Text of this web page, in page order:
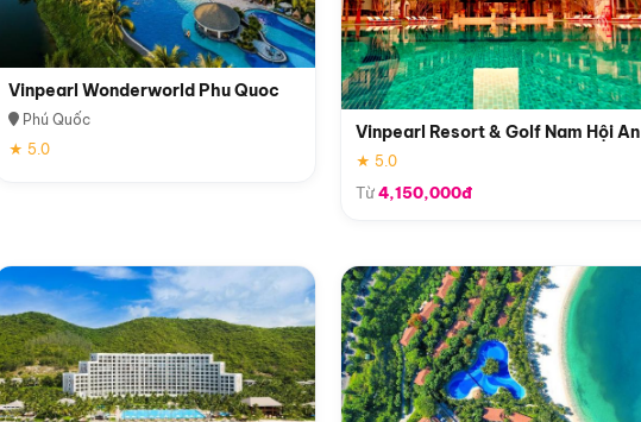
Vinpearl Wonderworld Phu Quoc
Phú Quốc
★ 5.0
Vinpearl Resort & Golf Nam Hội An
★ 5.0
Từ4,150,000đ